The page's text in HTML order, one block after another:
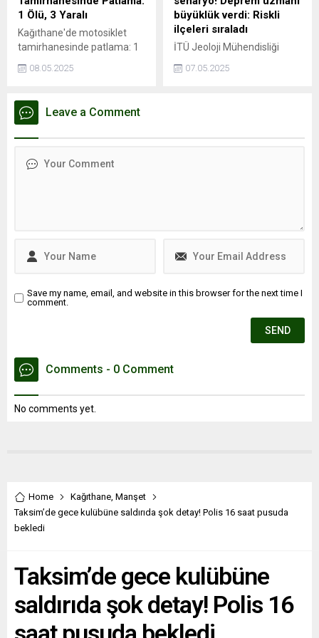
konut değer artışında
İstanbul’un en...
1 Ölü, 3 Yaralı
Kağıthane'de motosiklet
tamirhanesinde patlama: 1
ölü, 3 yaralıPatlama
esnasında depoda mahsur
kaybettiİSTANBUL - İstanbul
Kağıthane'de motosiklet
meydana geldiği iddia edildi.
08.05.2025
büyüklük verdi: Riskli
ilçeleri sıraladı
İTÜ Jeoloji Mühendisliği
öğretim üyesi Prof. Dr. Cenk
Yaltırak, İstanbul’da
07.05.2025
Leave a Comment
Save my name, email, and website in this browser for the next time I
comment.
Comments - 0 Comment
No comments yet.
Home Kağıthane, Manşet
Taksim’de gece kulübüne saldırıda şok detay! Polis 16 saat pusuda
bekledi
Taksim’de gece kulübüne
saldırıda şok detay! Polis 16